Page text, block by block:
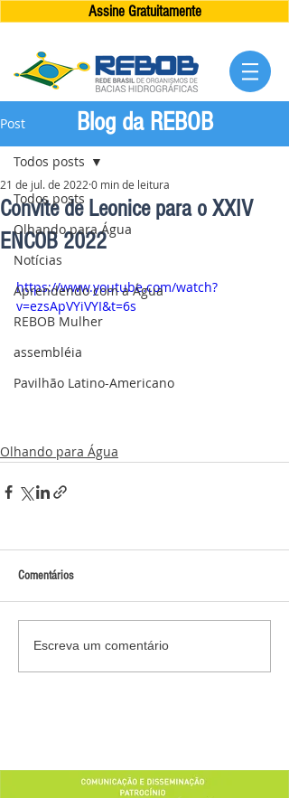
Assine Gratuitamente
Post
Todos posts
Olhando para Água
Notícias
Aprendendo com a Água
REBOB Mulher
assembléia
Pavilhão Latino-Americano
Todos posts
Convite de Leonice para o XXIV
ENCOB 2022
21 de jul. de 2022 0 min de leitura
https://www.youtube.com/watch?
v=ezsApVYiVYI&t=6s
Olhando para Água
Comentários
Escreva um comentário
Blog da REBOB